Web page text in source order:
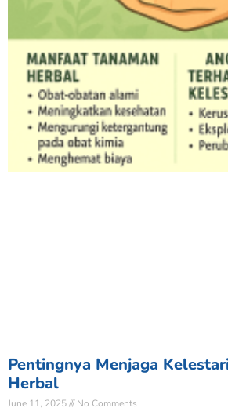
Pentingnya Menjaga
Herbal
June 11, 2025 No Comments